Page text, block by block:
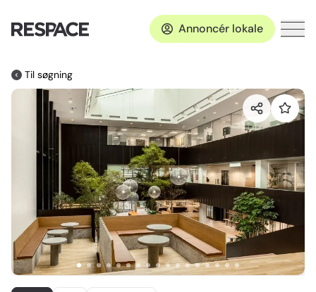
Annoncér lokale
Til søgning
Item